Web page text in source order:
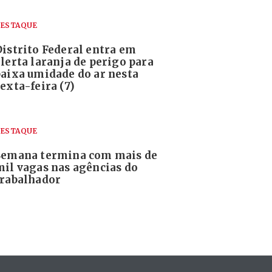
Federal entra em
laranja de perigo para
umidade do ar nesta
feira (7)
termina com mais de
vagas nas agências do